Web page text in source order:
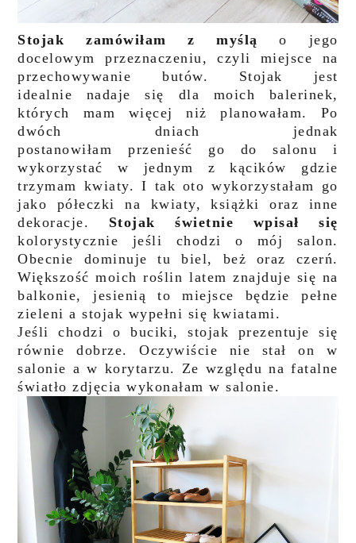
Stojak zamówiłam z myślą o jego
docelowym przeznaczeniu, czyli miejsce na
przechowywanie butów. Stojak jest
idealnie nadaje się dla moich balerinek,
których mam więcej niż planowałam. Po
dwóch dniach jednak
postanowiłam przenieść go do salonu i
wykorzystać w jednym z kącików gdzie
trzymam kwiaty. I tak oto wykorzystałam go
jako półeczki na kwiaty, książki oraz inne
dekoracje. Stojak świetnie wpisał się
kolorystycznie jeśli chodzi o mój salon.
Obecnie dominuje tu biel, beż oraz czerń.
Większość moich roślin latem znajduje się na
balkonie, jesienią to miejsce będzie pełne
zieleni a stojak wypełni się kwiatami.
Jeśli chodzi o buciki, stojak prezentuje się
równie dobrze. Oczywiście nie stał on w
salonie a w korytarzu. Ze względu na fatalne
światło zdjęcia wykonałam w salonie.